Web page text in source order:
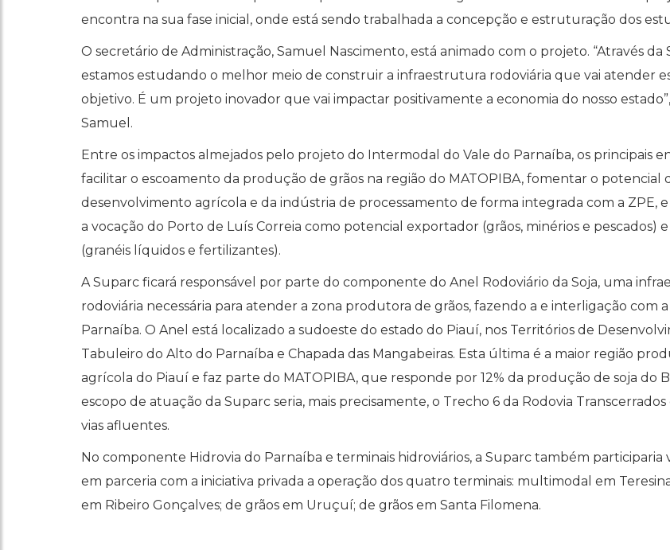
encontra na sua fase inicial, onde está sendo trabalhada a concepção e estruturação dos
O secretário de Administração, Samuel Nascimento, está animado com o projeto. “Através da
estamos estudando o melhor meio de construir a infraestrutura rodoviária que vai atender
objetivo. É um projeto inovador que vai impactar positivamente a economia do nosso
Samuel.
Entre os impactos almejados pelo projeto do Intermodal do Vale do Parnaíba, os principais
facilitar o escoamento da produção de grãos na região do MATOPIBA, fomentar o potencial
desenvolvimento agrícola e da indústria de processamento de forma integrada com a ZPE,
a vocação do Porto de Luís Correia como potencial exportador (grãos, minérios e pescados)
(granéis líquidos e fertilizantes).
A Suparc ficará responsável por parte do componente do Anel Rodoviário da Soja, uma
rodoviária necessária para atender a zona produtora de grãos, fazendo a e interligação com
Parnaíba. O Anel está localizado a sudoeste do estado do Piauí, nos Territórios de
Tabuleiro do Alto do Parnaíba e Chapada das Mangabeiras. Esta última é a maior região
agrícola do Piauí e faz parte do MATOPIBA, que responde por 12% da produção de soja do
escopo de atuação da Suparc seria, mais precisamente, o Trecho 6 da Rodovia
vias afluentes.
No componente Hidrovia do Parnaíba e terminais hidroviários, a Suparc também participaria
em parceria com a iniciativa privada a operação dos quatro terminais: multimodal em
em Ribeiro Gonçalves; de grãos em Uruçuí; de grãos em Santa Filomena.